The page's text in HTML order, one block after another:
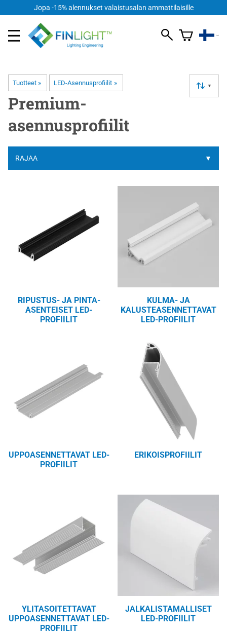
Jopa -15% alennukset valaistusalan ammattilaisille
Tuotteet ‪» LED-Asennusprofiilit ‪» ▼
Premium-
asennusprofiilit
RAJAA ▼
RIPUSTUS- JA PINTA-
ASENTEISET LED-
PROFIILIT
KULMA- JA
KALUSTEASENNETTAVAT
LED-PROFIILIT
UPPOASENNETTAVAT LED-
PROFIILIT
ERIKOISPROFIILIT
YLITASOITETTAVAT
UPPOASENNETTAVAT LED-
PROFIILIT
JALKALISTAMALLISET
LED-PROFIILIT